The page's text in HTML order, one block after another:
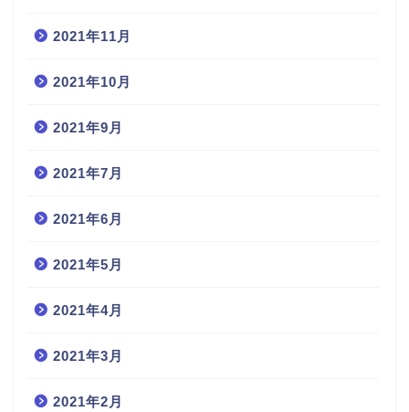
2021年11月
2021年10月
2021年9月
2021年7月
2021年6月
2021年5月
2021年4月
2021年3月
2021年2月